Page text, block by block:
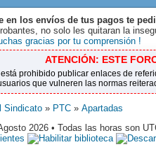
en los envíos de tus pagos te
no solo les quitaran la
gracias por tu comprensión !
ATENCIÓN: ESTE
prohibido publicar enlaces de
que vulneren las normas
Sindicato » PTC » Apartadas
2026 • Todas las horas son